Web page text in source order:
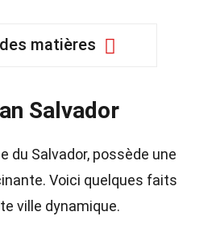
matières
Salvador
du Salvador, possède une
Voici quelques faits
ville dynamique.